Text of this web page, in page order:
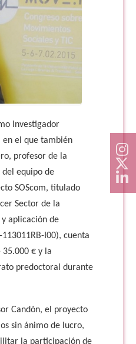
Investigador
en el que también
profesor de la
del equipo de
SOScom, titulado
Sector de la
aplicación de
I00), cuenta
35.000 € y la
predoctoral durante
Candón, el proyecto
sin ánimo de lucro,
la participación de